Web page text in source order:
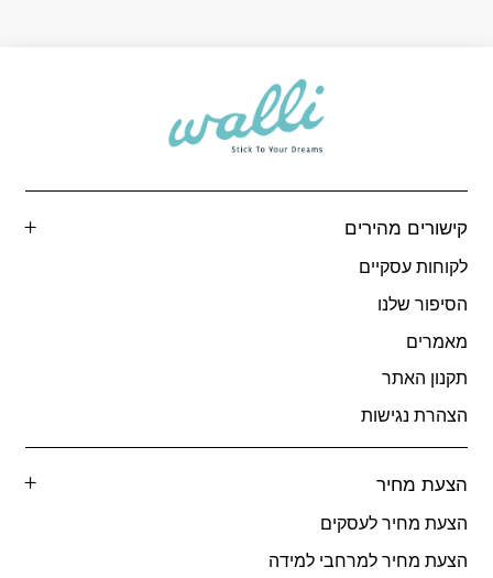
קישורים מהירים
לקוחות עסקיים
הסיפור שלנו
מאמרים
תקנון האתר
הצהרת נגישות
הצעת מחיר
הצעת מחיר לעסקים
הצעת מחיר למרחבי למידה